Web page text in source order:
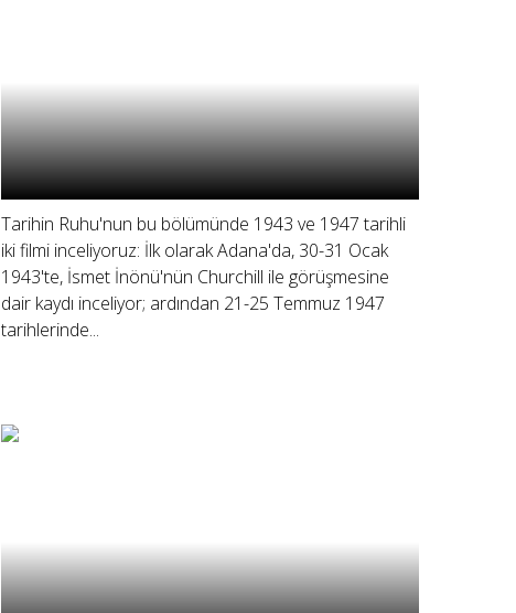
Tarihin Ruhu'nun bu bölümünde 1943 ve 1947 tarihli
iki filmi inceliyoruz: İlk olarak Adana'da, 30-31 Ocak
1943'te, İsmet İnönü'nün Churchill ile görüşmesine
dair kaydı inceliyor; ardından 21-25 Temmuz 1947
tarihlerinde...